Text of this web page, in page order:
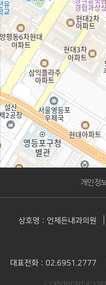
서울 영등포
전화
02-6951-2777
개인정
상호명 : 언제든내과의원
대표전화 : 02.6951.2777